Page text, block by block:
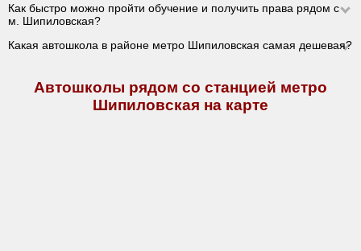
Как быстро можно пройти обучение и получить права рядом с
м. Шипиловская?
Какая автошкола в районе метро Шипиловская самая дешевая?
Автошколы рядом со станцией метро
Шипиловская на карте